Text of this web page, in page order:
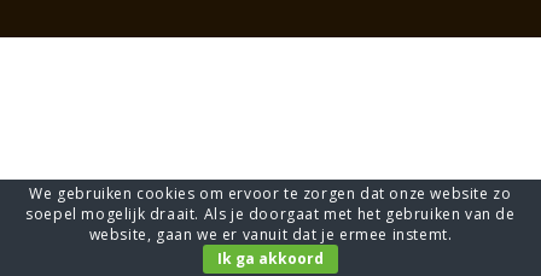
We gebruiken cookies om ervoor te zorgen dat onze website zo
soepel mogelijk draait. Als je doorgaat met het gebruiken van de
website, gaan we er vanuit dat je ermee instemt.
Ik ga akkoord